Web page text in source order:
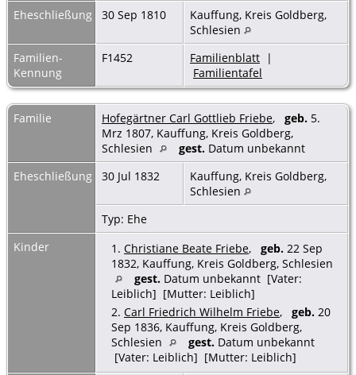
Eheschließung
30 Sep 1810
Kauffung, Kreis Goldberg,
Schlesien
Familien-
Kennung
F1452 Familienblatt |
Familientafel
Familie Hofegärtner Carl Gottlieb Friebe, geb. 5.
Mrz 1807, Kauffung, Kreis Goldberg,
Schlesien
gest. Datum unbekannt
Eheschließung
30 Jul 1832
Kauffung, Kreis Goldberg,
Schlesien
Typ: Ehe
Kinder
1. Christiane Beate Friebe, geb. 22 Sep
1832, Kauffung, Kreis Goldberg, Schlesien
gest. Datum unbekannt [Vater:
Leiblich] [Mutter: Leiblich]
2. Carl Friedrich Wilhelm Friebe, geb. 20
Sep 1836, Kauffung, Kreis Goldberg,
Schlesien
gest. Datum unbekannt
[Vater: Leiblich] [Mutter: Leiblich]